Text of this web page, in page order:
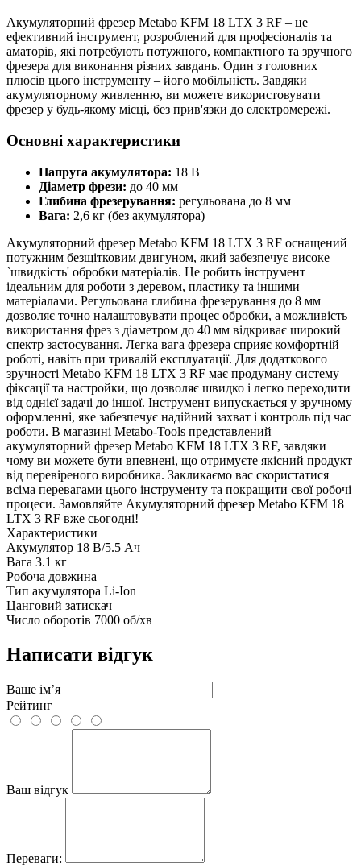
Акумуляторний фрезер Metabo KFM 18 LTX 3 RF – це
ефективний інструмент, розроблений для професіоналів та
аматорів, які потребують потужного, компактного та зручного
фрезера для виконання різних завдань. Один з головних
плюсів цього інструменту – його мобільність. Завдяки
акумуляторному живленню, ви можете використовувати
фрезер у будь-якому місці, без прив'язки до електромережі.
Основні характеристики
Напруга акумулятора: 18 В
Діаметр фрези: до 40 мм
Глибина фрезерування: регульована до 8 мм
Вага: 2,6 кг (без акумулятора)
Акумуляторний фрезер Metabo KFM 18 LTX 3 RF оснащений
потужним безщітковим двигуном, який забезпечує високе
`швидкість' обробки матеріалів. Це робить інструмент
ідеальним для роботи з деревом, пластику та іншими
матеріалами. Регульована глибина фрезерування до 8 мм
дозволяє точно налаштовувати процес обробки, а можливість
використання фрез з діаметром до 40 мм відкриває широкий
спектр застосування. Легка вага фрезера сприяє комфортній
роботі, навіть при тривалій експлуатації. Для додаткового
зручності Metabo KFM 18 LTX 3 RF має продуману систему
фіксації та настройки, що дозволяє швидко і легко переходити
від однієї задачі до іншої. Інструмент випускається у зручному
оформленні, яке забезпечує надійний захват і контроль під час
роботи. В магазині Metabo-Tools представлений
акумуляторний фрезер Metabo KFM 18 LTX 3 RF, завдяки
чому ви можете бути впевнені, що отримуєте якісний продукт
від перевіреного виробника. Закликаємо вас скористатися
всіма перевагами цього інструменту та покращити свої робочі
процеси. Замовляйте Акумуляторний фрезер Metabo KFM 18
LTX 3 RF вже сьогодні!
Характеристики
Акумулятор 18 В/5.5 Ач
Вага 3.1 кг
Робоча довжина
Тип акумулятора Li-Ion
Цанговий затискач
Число оборотів 7000 об/хв
Написати відгук
Ваше ім’я
Рейтинг
Ваш відгук
Переваги: